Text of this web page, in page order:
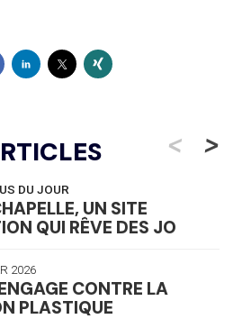
<
DU JOUR
UN SITE
QUI RÊVE DES JO
2026
CONTRE LA
PLASTIQUE
>